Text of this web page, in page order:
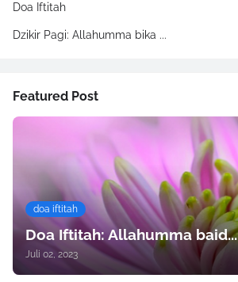
Doa Iftitah
Dzikir Pagi: Allahumma bika ...
Featured Post
doa iftitah
Doa Iftitah: Allahumma baid...
Juli 02, 2023